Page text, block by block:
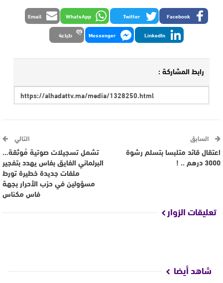
Facebook
Twitter
WhatsApp
Email
LinkedIn
Messenger طباعة
رابط المشاركة :
السابق
اعتقال قائد متلبسا بتسلم رشوة
3000 درهم .. !
التالي
تشمل تسجيلات صوتية مُوثقة…
البرلماني الفايق بفاس يهدد بتفجير
ملفات جديدة خطيرة تورط
مسؤولين في حزب الأحرار بجهة
فاس مكناس
تعليقات الزوار
شاهد أيضا